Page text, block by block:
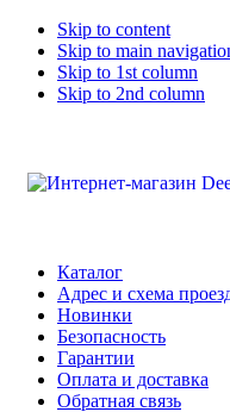
Skip to content
Skip to main
Skip to 1st column
Skip to 2nd column
Каталог
Адрес и схема
Новинки
Безопасность
Гарантии
Оплата и доставка
Обратная связь